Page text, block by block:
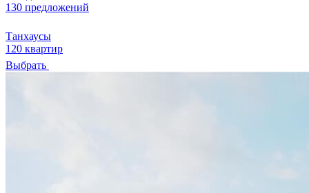
130 предложений
Танхаусы
120 квартир
Выбрать